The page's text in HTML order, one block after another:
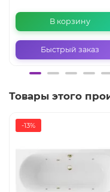
В корзину
Быстрый заказ
Товары этого
-13%